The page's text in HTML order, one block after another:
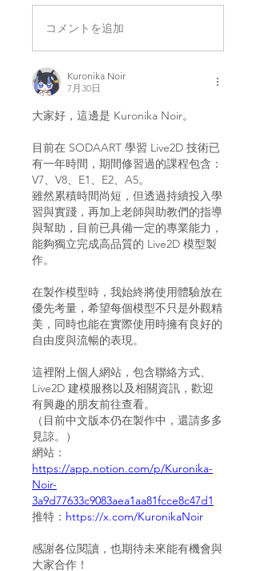
コメントを追加
Kuronika Noir
7月30日
大家好，這邊是 Kuronika Noir。
目前在 SODAART 學習 Live2D 技術已
有一年時間，期間修習過的課程包含：
V7、V8、E1、E2、A5。
雖然累積時間尚短，但透過持續投入學
習與實踐，再加上老師與助教們的指導
與幫助，目前已具備一定的專業能力，
能夠獨立完成高品質的 Live2D 模型製
作。
在製作模型時，我始終將使用體驗放在
優先考量，希望每個模型不只是外觀精
美，同時也能在實際使用時擁有良好的
自由度與流暢的表現。
這裡附上個人網站，包含聯絡方式、
Live2D 建模服務以及相關資訊，歡迎
有興趣的朋友前往查看。
（目前中文版本仍在製作中，還請多多
見諒。）
網站：
https://app.notion.com/p/Kuronika-
Noir-
3a9d77633c9083aea1aa81fcce8c47d1
推特： https://x.com/KuronikaNoir
感謝各位閱讀，也期待未來能有機會與
大家合作！